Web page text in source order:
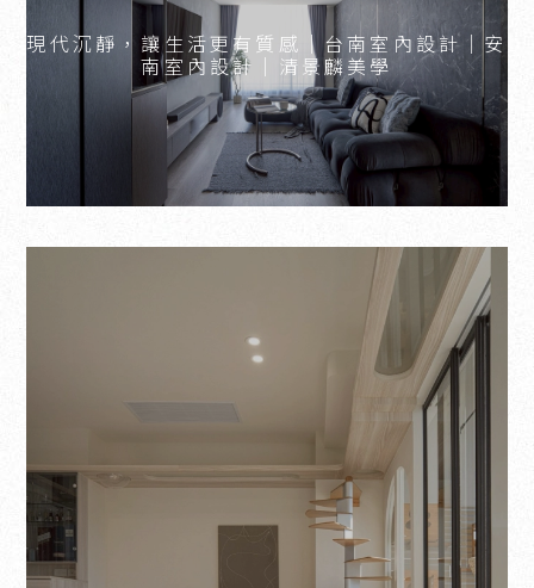
現代沉靜，讓生活更有質感｜台南室內設計｜安
南室內設計｜清景麟美學